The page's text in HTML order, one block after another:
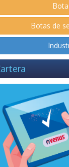
Botas de